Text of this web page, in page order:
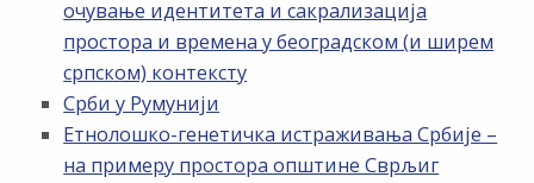
очување идентитета и сакрализација
простора и времена у београдском (и ширем
српском) контексту
Срби у Румунији
Етнолошко-генетичка истраживања Србије –
на примеру простора општине Сврљиг